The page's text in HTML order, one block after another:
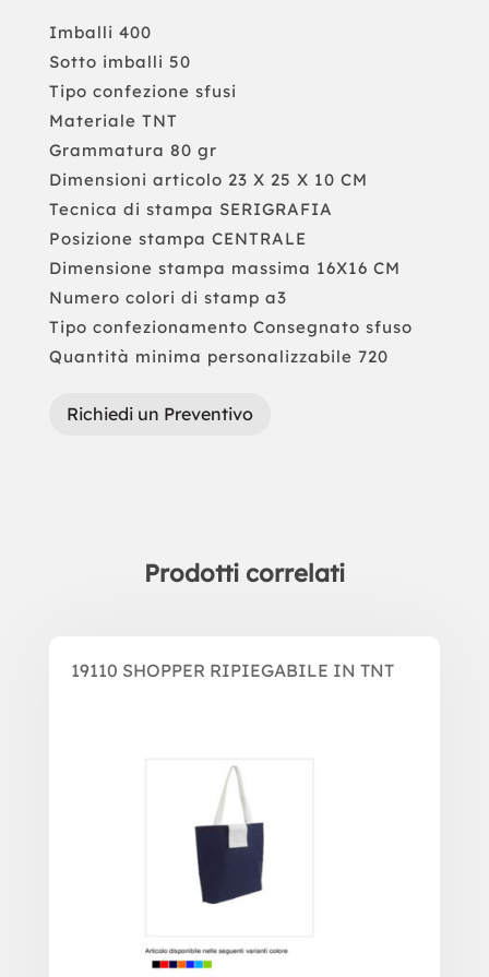
Imballi 400
Sotto imballi 50
Tipo confezione sfusi
Materiale TNT
Grammatura 80 gr
Dimensioni articolo 23 X 25 X 10 CM
Tecnica di stampa SERIGRAFIA
Posizione stampa CENTRALE
Dimensione stampa massima 16X16 CM
Numero colori di stamp a3
Tipo confezionamento Consegnato sfuso
Quantità minima personalizzabile 720
Richiedi un Preventivo
Prodotti correlati
19110 SHOPPER RIPIEGABILE IN TNT